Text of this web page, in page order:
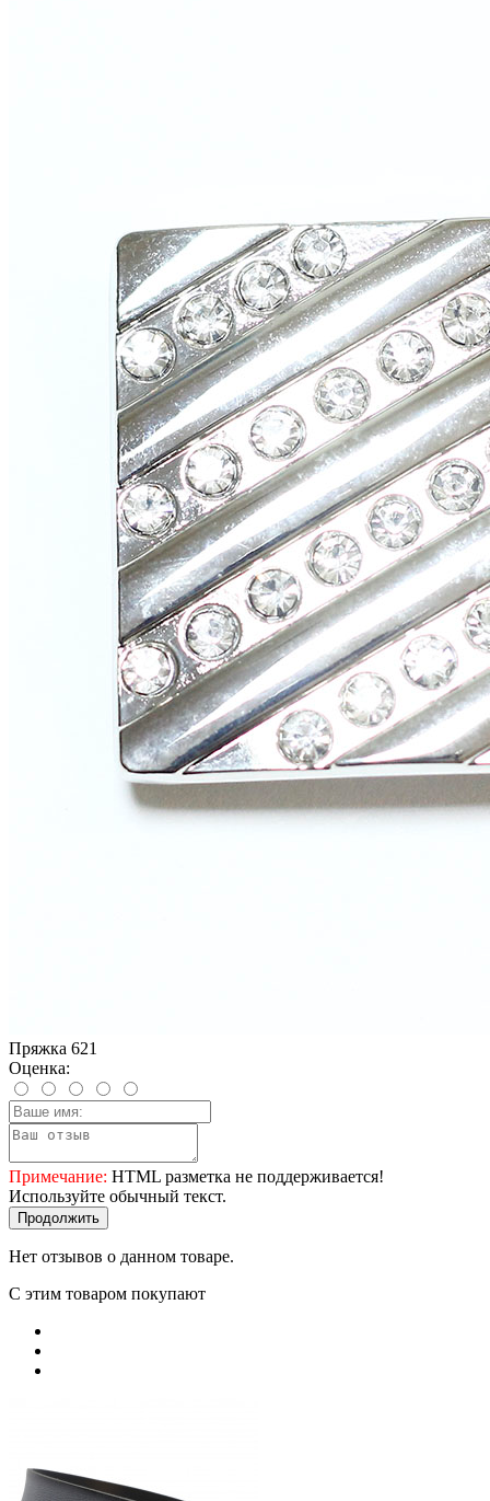
Пряжка 621
Оценка:
Примечание: HTML разметка не поддерживается!
Используйте обычный текст.
Продолжить
Нет отзывов о данном товаре.
С этим товаром покупают